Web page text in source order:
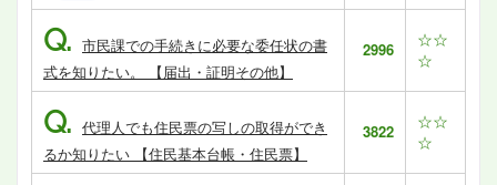
Q. 市民課での手続きに必要な委任状の書
式を知りたい。 【届出・証明その他】
2996
☆☆
☆
Q. 代理人でも住民票の写しの取得ができ
るか知りたい 【住民基本台帳・住民票】
3822
☆☆
☆